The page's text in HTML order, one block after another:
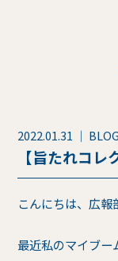
2022.01.31 ｜ BLOG
【旨たれコ
こんにちは、広報
最近私のマイブー